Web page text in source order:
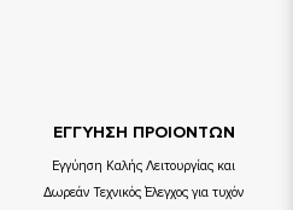
ΕΓΓΥΗΣΗ ΠΡΟΙΟΝΤΩΝ
Εγγύηση Καλής Λειτουργίας και
Δωρεάν Τεχνικός Έλεγχος για τυχόν